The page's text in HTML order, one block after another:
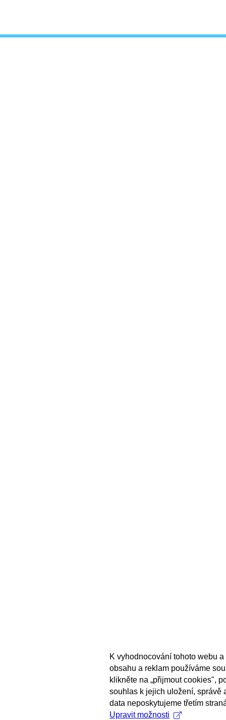
K vyhodnocování tohoto webu
obsahu a reklam používáme
klikněte na „přijmout cookies",
souhlas k jejich uložení, správě
data neposkytujeme třetím
Upravit možnosti